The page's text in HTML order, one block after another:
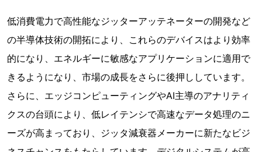
低消費電力で高性能なジッターアッテネーターの開発など
の半導体技術の開拓により、これらのデバイスはより効率
的になり、エネルギーに敏感なアプリケーションに適用で
きるようになり、市場の成長をさらに後押ししています。
さらに、エッジコンピューティングやAI主導のアナリティ
クスの台頭により、低レイテンシで高速なデータ処理のニ
ーズが高まっており、ジッタ減衰器メーカーに新たなビジ